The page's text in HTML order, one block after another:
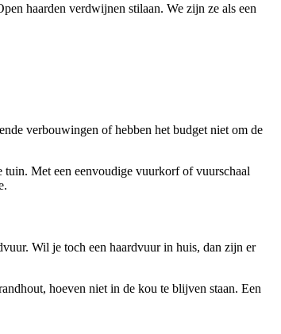
haarden verdwijnen stilaan. We zijn ze als een
verbouwingen of hebben het budget niet om de
tuin. Met een eenvoudige vuurkorf of vuurschaal
Wil je toch een haardvuur in huis, dan zijn er
hoeven niet in de kou te blijven staan. Een